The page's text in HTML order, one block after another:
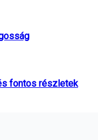
fontos részletek